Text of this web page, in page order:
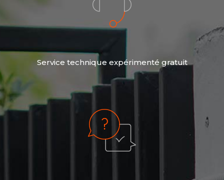
Service technique expérimenté gratuit